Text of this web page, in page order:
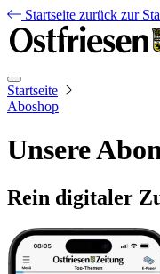
Startseite zurück zur
Startseite
Aboshop
Unsere
Rein digitaler